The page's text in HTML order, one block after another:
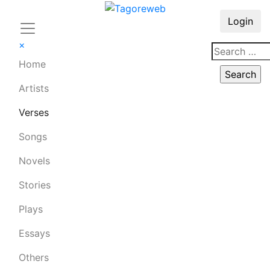
×
Home
Artists
Verses
Songs
Novels
Stories
Plays
Essays
Others
Login